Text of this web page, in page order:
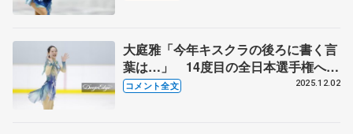
大庭雅「今年キスクラの後ろに書く言
葉は…」 14度目の全日本選手権へ目
標明かす 愛知県大会で手応え
コメント全文 2025.12.02